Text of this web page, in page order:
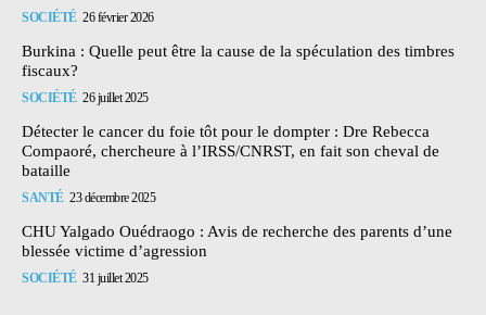
SOCIÉTÉ 26 février 2026
Burkina : Quelle peut être la cause de la spéculation des timbres
fiscaux?
SOCIÉTÉ 26 juillet 2025
Détecter le cancer du foie tôt pour le dompter : Dre Rebecca
Compaoré, chercheure à l’IRSS/CNRST, en fait son cheval de
bataille
SANTÉ 23 décembre 2025
CHU Yalgado Ouédraogo : Avis de recherche des parents d’une
blessée victime d’agression
SOCIÉTÉ 31 juillet 2025